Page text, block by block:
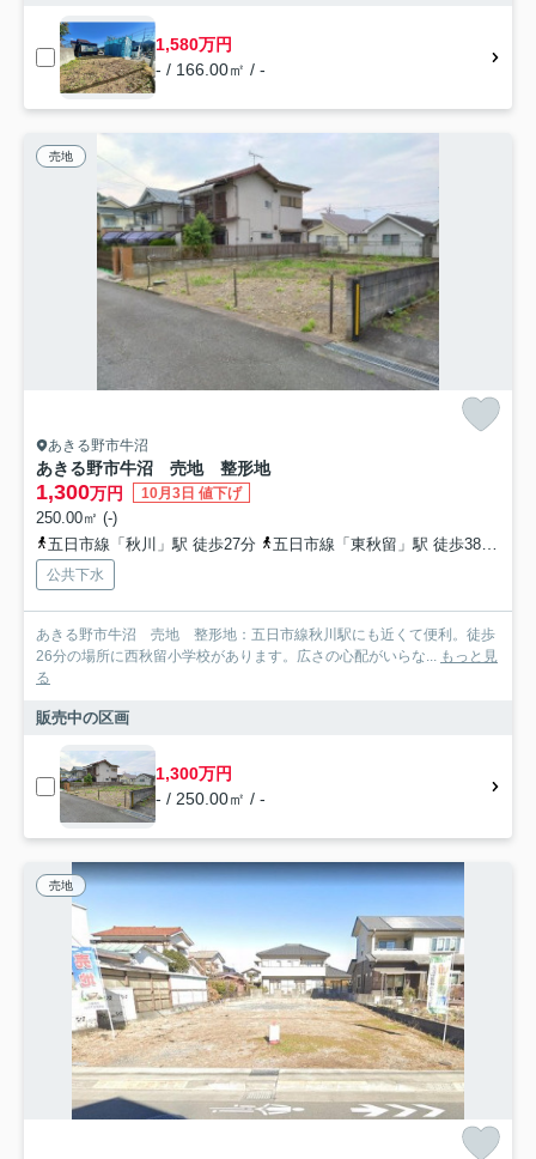
1,580万円
- / 166.00㎡ / -
売地
あきる野市牛沼
あきる野市牛沼 売地 整形地
1,300万円 10月3日 値下げ
250.00㎡ (-)
五日市線「秋川」駅 徒歩27分
五日市線「東秋留」駅 徒歩38分
公共下水
あきる野市牛沼 売地 整形地：五日市線秋川駅にも近くて便利。徒歩
26分の場所に西秋留小学校があります。広さの心配がいらな... もっと見
る
販売中の区画
1,300万円
- / 250.00㎡ / -
売地